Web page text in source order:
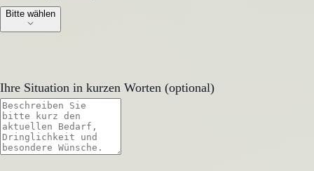
Bitte wählen
Ihre Situation in kurzen Worten (optional)